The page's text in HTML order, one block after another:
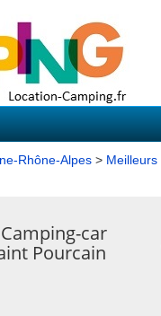
Rhône-Alpes > Meilleurs
car
Pourcain